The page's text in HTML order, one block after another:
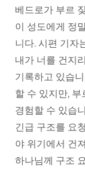
베드로가 부르
이 성도에게 정
니다. 시편 기자
내가 너를 건지
기록하고 있습
할 수 있지만,
경험할 수 있습
긴급 구조를 요
야 위기에서 건
하나님께 구조